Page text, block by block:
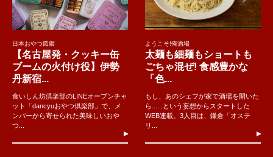
日本おやつ図鑑
【名古屋発・クッキー缶
ブームの火付け役】伊勢
丹新宿...
食いしん坊倶楽部のLINEオープンチャ
ット「dancyuおやつ倶楽部」で、メ
ンバーから寄せられた美味しいおや
つ...
ようこそ!俺酒場
太麺も細麺もショートも
ごちゃ混ぜ! 食感豊かな
「色...
もし、あのシェフが家で酒場を開いた
ら......という妄想からスタートした
WEB連載。3人目は、鎌倉「オステ
リ...